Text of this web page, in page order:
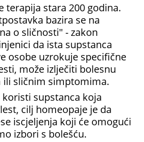
terapija stara 200 godina.
bazira se na
o sličnosti" - zakon
da ista supstanca
osobe uzrokuje specifične
može izlječiti bolesnu
ili sličnim simptomima.
supstanca koja
cilj homeopaje je da
iscjeljenja koji će omogući
izbori s bolešću.